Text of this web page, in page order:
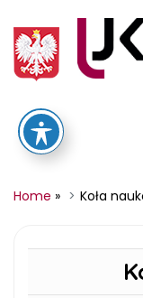
Home » Koła